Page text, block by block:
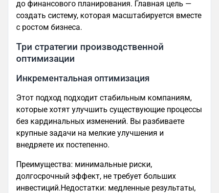
до финансового планирования. Главная цель —
создать систему, которая масштабируется вместе
с ростом бизнеса.
Три стратегии производственной
оптимизации
Инкрементальная оптимизация
Этот подход подходит стабильным компаниям,
которые хотят улучшить существующие процессы
без кардинальных изменений. Вы разбиваете
крупные задачи на мелкие улучшения и
внедряете их постепенно.
Преимущества: минимальные риски,
долгосрочный эффект, не требует больших
инвестиций.Недостатки: медленные результаты,